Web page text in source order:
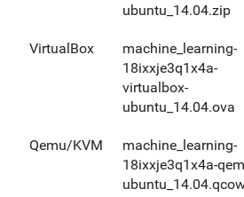
ubuntu_14.04.zip
VirtualBox
machine_learning-
18ixxje3q1x4a-
virtualbox-
ubuntu_14.04.ova
Qemu/KVM
machine_learning-
18ixxje3q1x4a-